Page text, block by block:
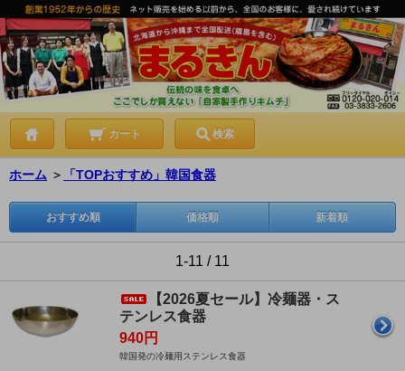
カート 検索
ホーム ＞ 「TOPおすすめ」韓国食器
おすすめ順 価格順 新着順
1-11 / 11
【2026夏セール】冷麺器・ス
テンレス食器
940円
韓国発の冷麺用ステンレス食器